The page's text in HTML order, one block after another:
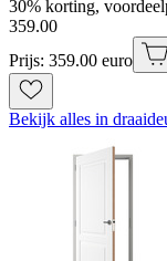
30% korting,
359.00
Prijs: 359.00 euro
Bekijk alles in